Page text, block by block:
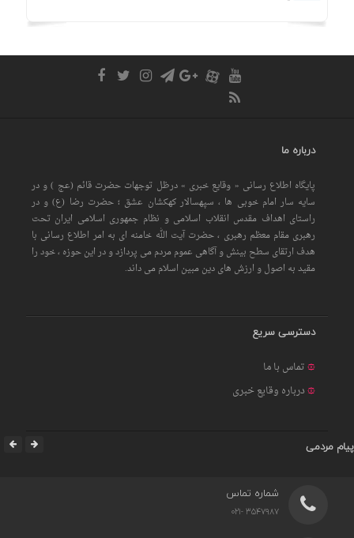
درباره ما
پایگاه اطلاع رسانی « وقایع خبری » درظل توجهات حضرت قائم (عج ) و در
سایه سار امام خوبی ها ، سپهسالار کهکشان عشق ؛ حضرت رضا (ع) و در
راستای اهداف مقدس انقلاب اسلامی و نظام جمهوری اسلامی ایران تحت
رهبری مقام معظم رهبری ، حضرت آیت الله خامنه ای به امر اطلاع رسانی با
هدف ارتقای سطح بینش و آگاهی عموم مردم می پردازد و در این حوزه ، خود را
مقید به اصول و ارزش های دین مبین اسلام می داند.
دسترسی سریع
تماس با ما
درباره وقایع خبری
پیام مردمی
شماره تماس
3547987 -021